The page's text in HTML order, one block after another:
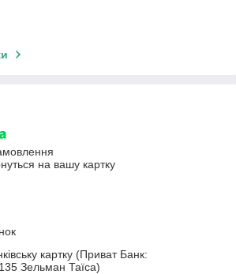
на вашу картку
картку (Приват Банк:
Зельман Таїса)